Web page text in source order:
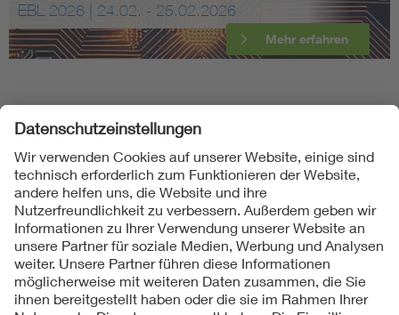
EBL 2026 | 24.02. - 25.02.2026
Mehr erfahren
Folgen Sie uns